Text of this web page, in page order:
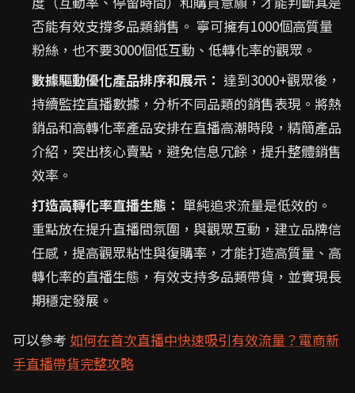
否能有效支撐多品類銷售。 寧可擁有1000個高質量
粉絲，也不要3000個低互動、低轉化率的觀眾。
數據驅動優化產品排序和展示： 達到3000+觀眾後，
持續監控直播數據，分析不同品類的銷售表現。將熱
銷品和高轉化率產品安排在直播高潮時段，精簡產品
介紹，突出核心賣點，避免信息冗餘，提升整體銷售
效率。
打造高轉化率直播生態： 單純追求流量是低效的。
重點放在提升直播間氛圍，與觀眾互動，建立品牌信
任感，提高觀眾粘性與復購率，才能打造高質量、高
轉化率的直播生態，有效支持多品類帶貨，並實現長
期穩定發展。
可以參考 如何在首次直播中快速吸引有效流量？電商新
手直播帶貨完整攻略